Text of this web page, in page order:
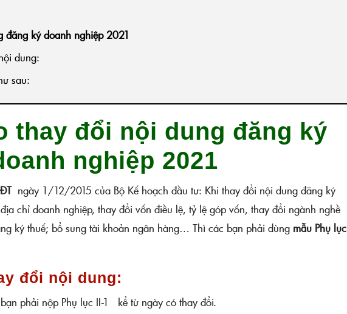
đăng ký doanh nghiệp 2021
dung:
sau:
thay đổi nội dung đăng ký
nghiệp 2021
ngày 1/12/2015 của Bộ Kế hoạch đầu tư: Khi thay đổi nội dung đăng ký
chỉ doanh nghiệp, thay đổi vốn điều lệ, tỷ lệ góp vốn, thay đổi ngành nghề
ký thuế; bổ sung tài khoản ngân hàng… Thì các bạn phải dùng mẫu Phụ lục
đổi nội dung:
phải nộp Phụ lục II-1 kể từ ngày có thay đổi.